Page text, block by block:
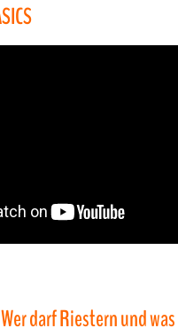
darf Riestern und